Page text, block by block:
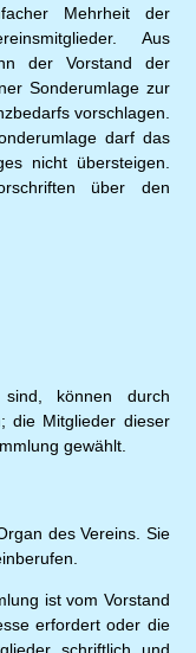
Mehrheit der
Aus
der Vorstand der
Sonderumlage zur
vorschlagen.
darf das
nicht übersteigen.
über den
können durch
die Mitglieder dieser
gewählt.
des Vereins. Sie
ist vom Vorstand
erfordert oder die